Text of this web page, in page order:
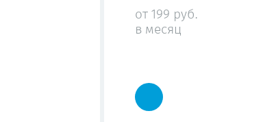
от 199 руб.
в месяц